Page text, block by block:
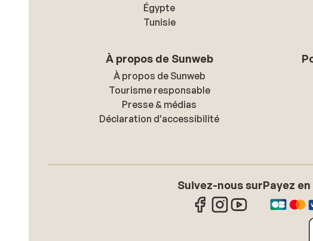
Égypte
Tunisie
À propos de Sunweb
À propos de Sunweb
Tourisme responsable
Presse & médias
Déclaration d'accessibilité
Suivez-nous surPayez